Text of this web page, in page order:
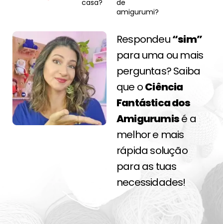
casa?
de
amigurumi?
Respondeu“sim”
para uma ou mais
perguntas? Saiba
que oCiência
Fantástica dos
Amigurumisé a
melhor e mais
rápida solução
para as tuas
necessidades!